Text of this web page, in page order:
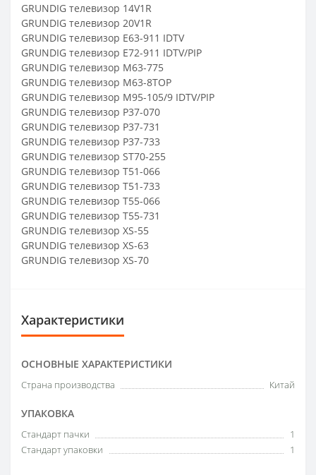
GRUNDIG телевизор 14V1R
GRUNDIG телевизор 20V1R
GRUNDIG телевизор E63-911 IDTV
GRUNDIG телевизор E72-911 IDTV/PIP
GRUNDIG телевизор M63-775
GRUNDIG телевизор M63-8TOP
GRUNDIG телевизор M95-105/9 IDTV/PIP
GRUNDIG телевизор P37-070
GRUNDIG телевизор P37-731
GRUNDIG телевизор P37-733
GRUNDIG телевизор ST70-255
GRUNDIG телевизор T51-066
GRUNDIG телевизор T51-733
GRUNDIG телевизор T55-066
GRUNDIG телевизор T55-731
GRUNDIG телевизор XS-55
GRUNDIG телевизор XS-63
GRUNDIG телевизор XS-70
Характеристики
ОСНОВНЫЕ ХАРАКТЕРИСТИКИ
Страна производства Китай
УПАКОВКА
Стандарт пачки
1
Стандарт упаковки
1